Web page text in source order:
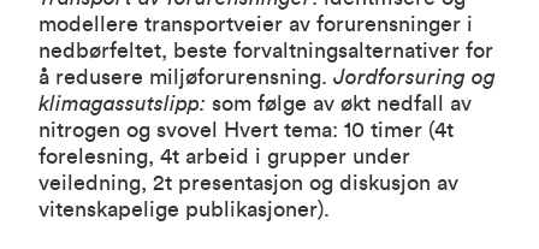
modellere transportveier av forurensninger i
nedbørfeltet, beste forvaltningsalternativer for
å redusere miljøforurensning. Jordforsuring og
klimagassutslipp: som følge av økt nedfall av
nitrogen og svovel Hvert tema: 10 timer (4t
forelesning, 4t arbeid i grupper under
veiledning, 2t presentasjon og diskusjon av
vitenskapelige publikasjoner).